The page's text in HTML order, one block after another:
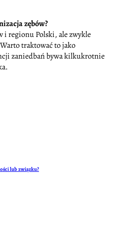
zębów?
i regionu Polski, ale zwykle
traktować to jako
zaniedbań bywa kilkukrotnie
lub związku?